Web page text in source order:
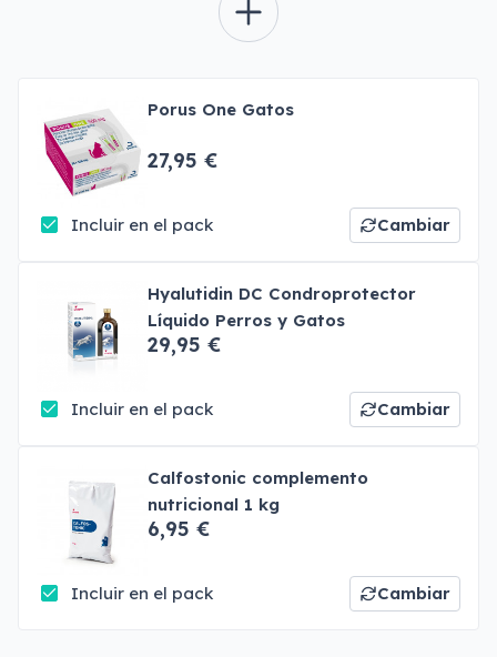
Porus One Gatos
27,95 €
Incluir en el pack Cambiar
Hyalutidin DC Condroprotector
Líquido Perros y Gatos
29,95 €
Incluir en el pack Cambiar
Calfostonic complemento
nutricional 1 kg
6,95 €
Incluir en el pack Cambiar